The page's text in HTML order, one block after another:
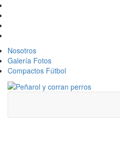
Nosotros
Galería Fotos
Compactos Fútbol